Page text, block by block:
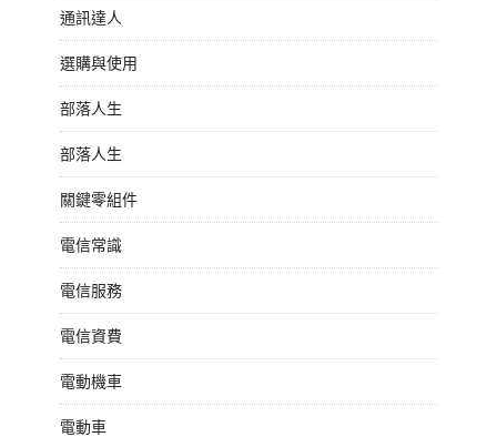
通訊達人
選購與使用
部落人生
部落人生
關鍵零組件
電信常識
電信服務
電信資費
電動機車
電動車